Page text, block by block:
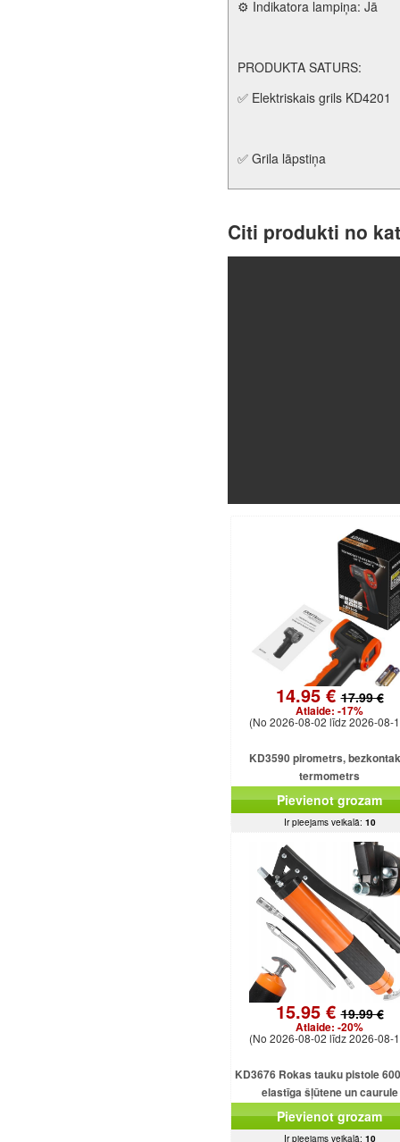
⚙️ Indikatora lampiņa: Jā
PRODUKTA SATURS:
✅ Elektriskais grils KD4201
✅ Grila lāpstiņa
Citi produkti no
14.95 €17.99 €
Atlaide: -17%
(No 2026-08-02 līdz 2026-08-
KD3590 pirometrs,
termometrs
Pievienot grozam
Ir pieejams veikalā: 10
15.95 €19.99 €
Atlaide: -20%
(No 2026-08-02 līdz 2026-08-
KD3676 Rokas tauku pistole
elastīga šļūtene un caurule
Pievienot grozam
Ir pieejams veikalā: 10